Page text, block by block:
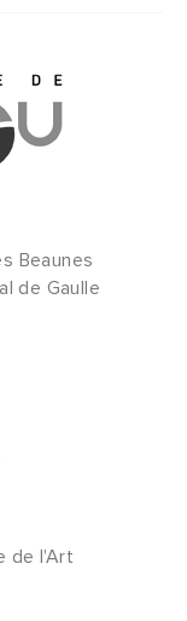
Beaunes
de Gaulle
de l'Art